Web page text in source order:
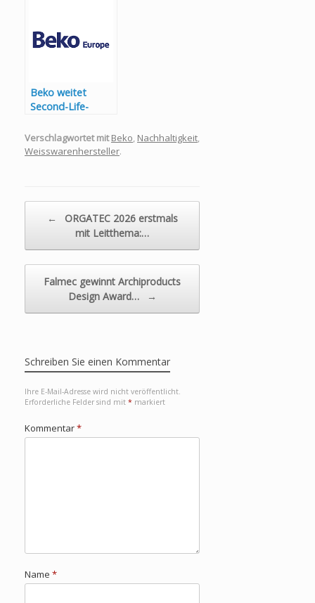
Beko weitet
Second-Life-
europaweit aus
Verschlagwortet mit Beko, Nachhaltigkeit,
Weisswarenhersteller.
←
ORGATEC 2026 erstmals
mit Leitthema:…
Falmec gewinnt Archiproducts
Design Award…
→
Schreiben Sie einen Kommentar
Ihre E-Mail-Adresse wird nicht veröffentlicht.
Erforderliche Felder sind mit * markiert
Kommentar*
Name *